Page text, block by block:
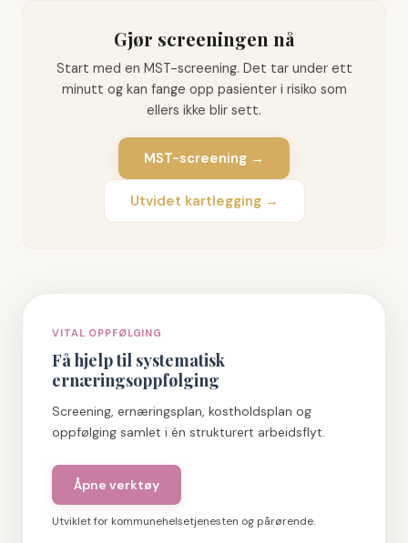
Gjør screeningen nå
Start med en MST-screening. Det tar under ett
minutt og kan fange opp pasienter i risiko som
ellers ikke blir sett.
MST-screening →
Utvidet kartlegging →
VITAL OPPFØLGING
Få hjelp til systematisk
ernæringsoppfølging
Screening, ernæringsplan, kostholdsplan og
oppfølging samlet i én strukturert arbeidsflyt.
Åpne verktøy
Utviklet for kommunehelsetjenesten og pårørende.